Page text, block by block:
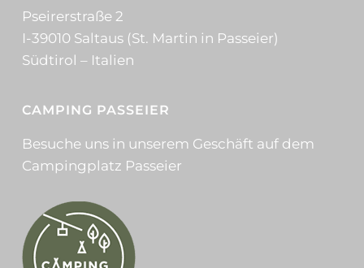
Pseirerstraße 2
I-39010 Saltaus (St. Martin in Passeier)
Südtirol – Italien
CAMPING PASSEIER
Besuche uns in unserem Geschäft auf dem
Campingplatz Passeier